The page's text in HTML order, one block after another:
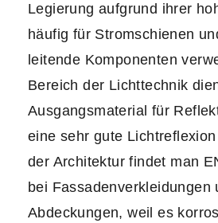
Legierung aufgrund ihrer
häufig für Stromschienen
leitende Komponenten
Bereich der Lichttechnik
Ausgangsmaterial für
eine sehr gute
der Architektur findet man
bei Fassadenverkleidungen
Abdeckungen, weil es